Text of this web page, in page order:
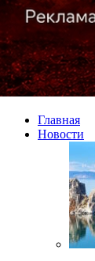
Главная
Новости